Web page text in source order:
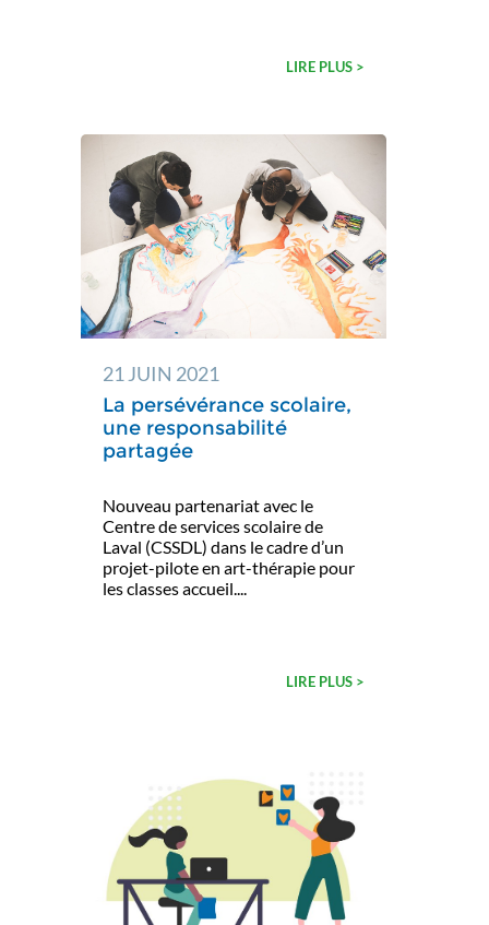
LIRE PLUS >
21 JUIN 2021
La persévérance scolaire,
une responsabilité
partagée
Nouveau partenariat avec le
Centre de services scolaire de
Laval (CSSDL) dans le cadre d’un
projet-pilote en art-thérapie pour
les classes accueil....
LIRE PLUS >